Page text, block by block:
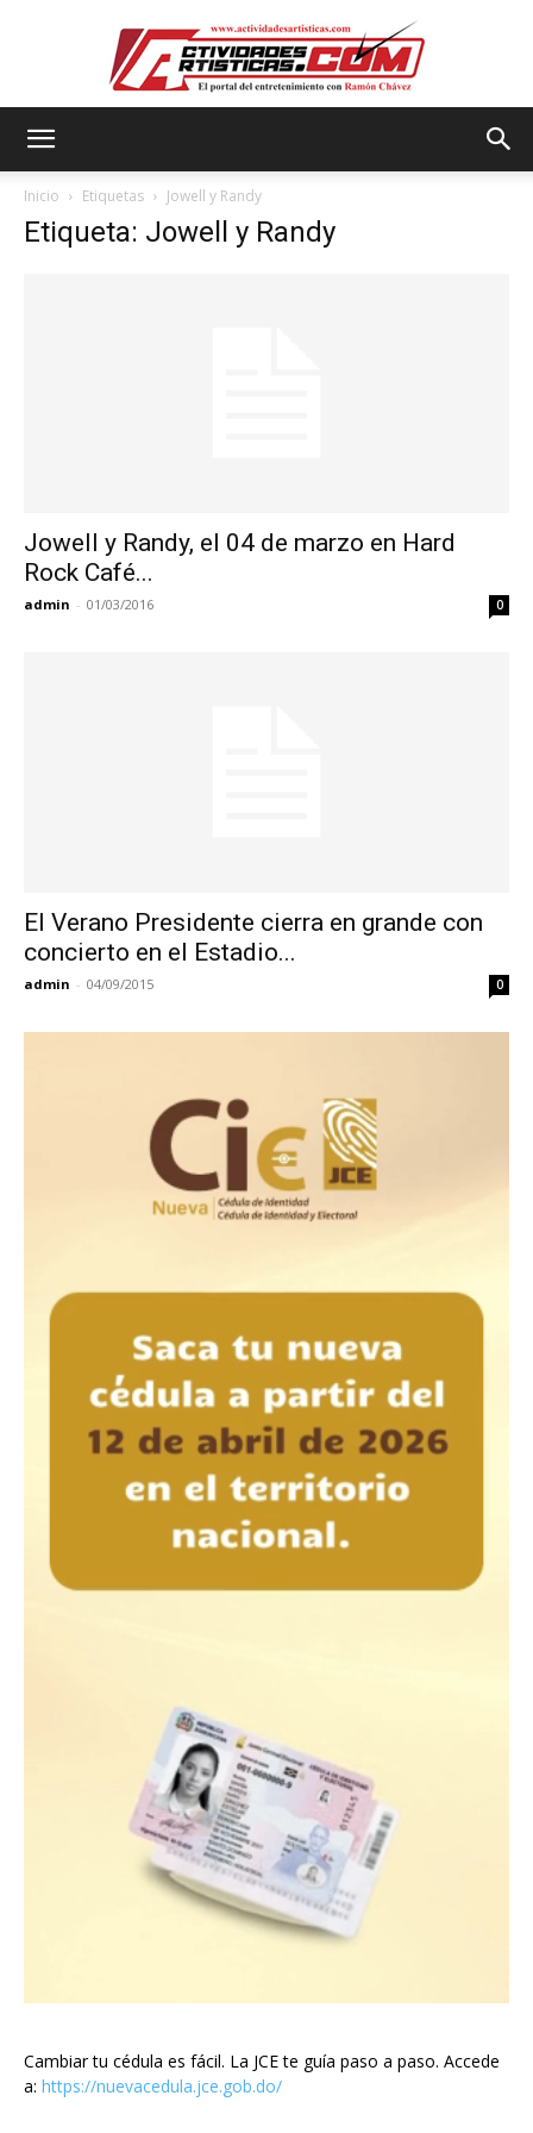
Inicio Etiquetas Jowell y Randy
Etiqueta: Jowell y Randy
Jowell y Randy, el 04 de marzo en Hard
Rock Café...
admin - 01/03/2016 0
El Verano Presidente cierra en grande con
concierto en el Estadio...
admin - 04/09/2015 0
Cambiar tu cédula es fácil. La JCE te guía paso a paso. Accede
a: https://nuevacedula.jce.gob.do/